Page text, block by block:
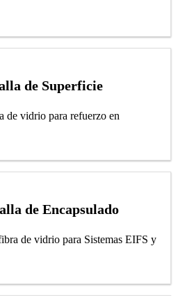
de Superficie
de vidrio para refuerzo en
de Encapsulado
de vidrio para Sistemas EIFS y